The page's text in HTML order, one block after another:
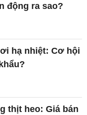
động ra sao?
hạ nhiệt: Cơ hội
thịt heo: Giá bán